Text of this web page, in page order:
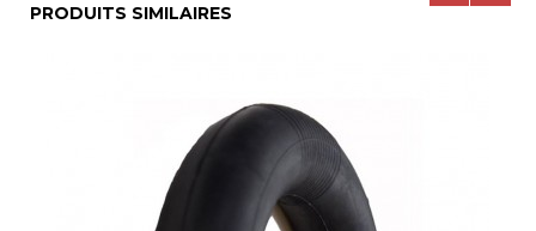
PRODUITS SIMILAIRES